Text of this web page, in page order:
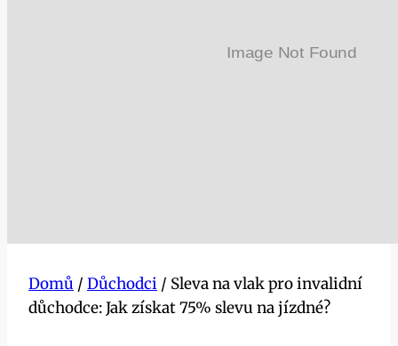
Domů / Důchodci / Sleva na vlak pro invalidní
důchodce: Jak získat 75% slevu na jízdné?